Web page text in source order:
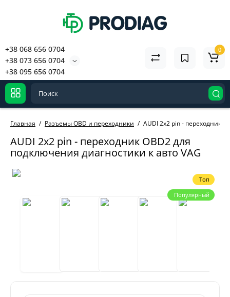
+38 068 656 0704
+38 073 656 0704
+38 095 656 0704
0
Главная Разъемы OBD и переходники AUDI 2x2 pin - переходник
AUDI 2x2 pin - переходник OBD2 для
подключения диагностики к авто VAG
Топ
Популярный